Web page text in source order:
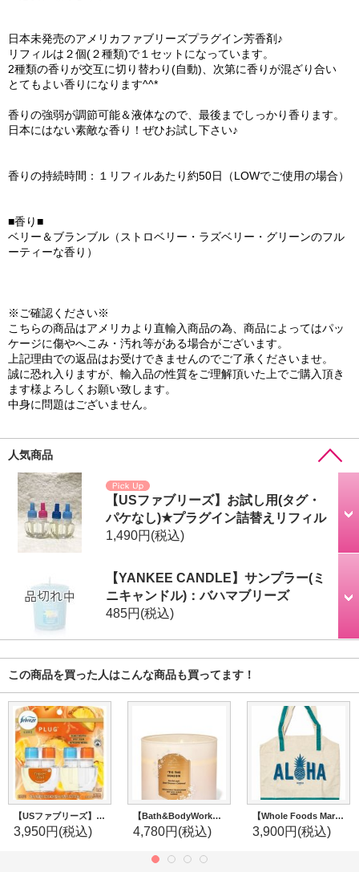
日本未発売のアメリカファブリーズプラグイン芳香剤♪
リフィルは２個(２種類)で１セットになっています。
2種類の香りが交互に切り替わり(自動)、次第に香りが混ざり合い
とてもよい香りになります^^*
香りの強弱が調節可能＆液体なので、最後までしっかり香ります。
日本にはない素敵な香り！ぜひお試し下さい♪
香りの持続時間：１リフィルあたり約50日（LOWでご使用の場合）
■香り■
ベリー＆ブランブル（ストロベリー・ラズベリー・グリーンのフル
ーティーな香り）
※ご確認ください※
こちらの商品はアメリカより直輸入商品の為、商品によってはパッ
ケージに傷やへこみ・汚れ等がある場合がございます。
上記理由での返品はお受けできませんのでご了承くださいませ。
誠に恐れ入りますが、輸入品の性質をご理解頂いた上でご購入頂き
ます様よろしくお願い致します。
中身に問題はございません。
人気商品
【USファブリーズ】お試し用(タグ・
パケなし)★プラグイン詰替えリフィル
1,490円(税込)
【YANKEE CANDLE】サンプラー(ミ
ニキャンドル)：バハマブリーズ
485円(税込)
この商品を買った人はこんな商品も買ってます！
【USファブリーズ】プラグインオイルリフィル(2セット入)：トロピカルブレンド
3,950円 (税込)
【Bath&BodyWorks】3-wickキャンドル（14.5oz）：Tis the Season
4,780円 (税込)
【Whole Foods Market/ホールフーズマーケット】ハワイ限定☆エコバッグ：アロハトート(カハラ)
3,900円 (税込)